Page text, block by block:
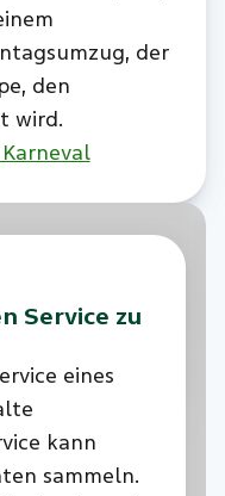
der
den
wird.
Service zu
eines
kann
sammeln.